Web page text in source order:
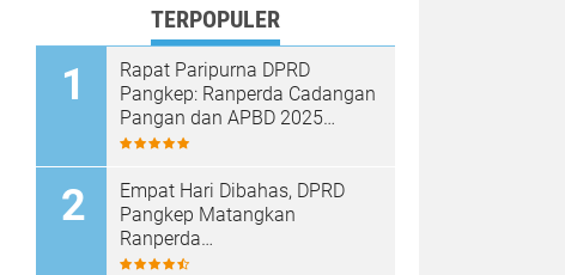
TERPOPULER
Rapat Paripurna DPRD
Pangkep: Ranperda Cadangan
Pangan dan APBD 2025
Disetujui dengan Sejumlah
Empat Hari Dibahas, DPRD
Pangkep Matangkan
Ranperda
Pertanggungjawaban APBD